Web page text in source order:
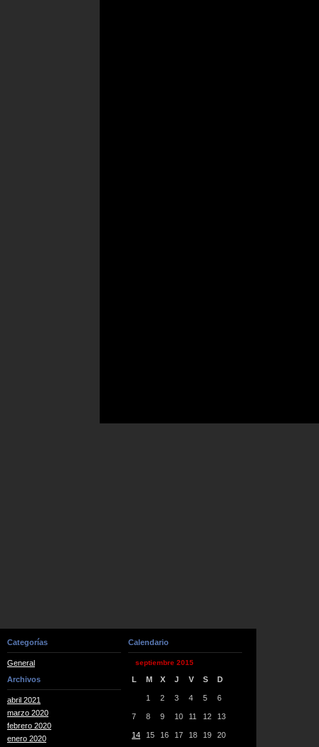
Categorías
General
Archivos
abril 2021
marzo 2020
febrero 2020
enero 2020
Calendario
septiembre 2015
L M X J V S D
1 2 3 4 5 6
7 8 9 10 11 12 13
14 15 16 17 18 19 20